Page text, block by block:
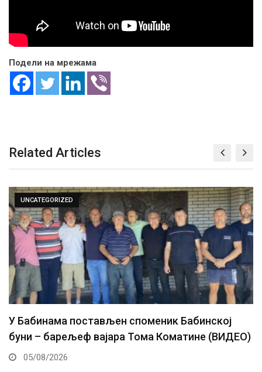
Подели на мрежама
Related Articles
UNCATEGORIZED
У Бабинама постављен споменик Бабинској
буни – барељеф вајара Тома Коматине (ВИДЕО)
05/08/2026